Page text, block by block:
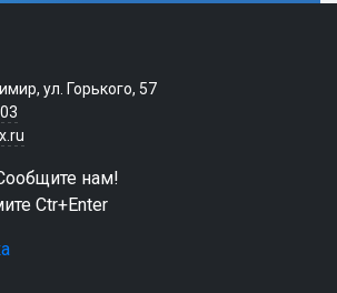
ул. Горького, 57
нам!
Ctr+Enter